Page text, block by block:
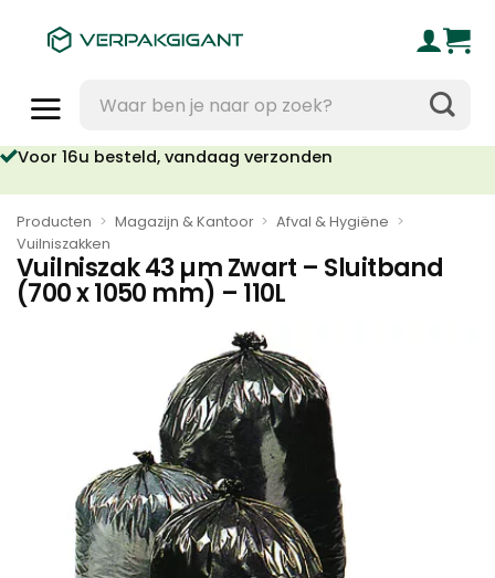
naar:
Voor 16u besteld, vandaag verzonden
Producten > Magazijn & Kantoor > Afval & Hygiëne >
Vuilniszakken
Vuilniszak 43 µm Zwart – Sluitband
(700 x 1050 mm) – 110L